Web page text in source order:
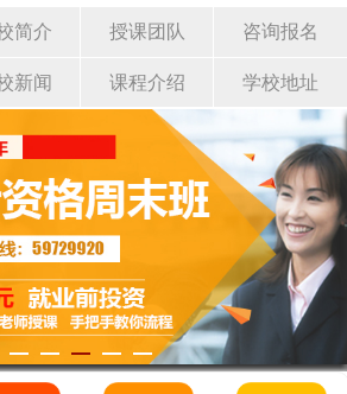
简介 授课团队 咨询报名
新闻 课程介绍 学校地址